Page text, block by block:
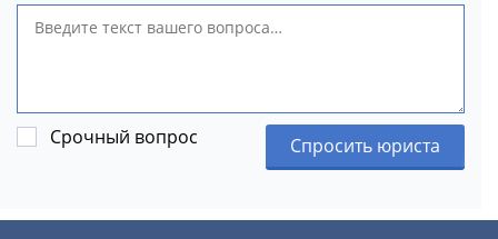
Срочный вопрос Спросить юриста